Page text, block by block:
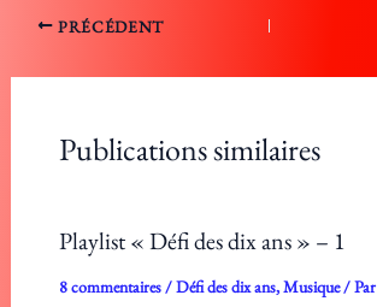
PRÉCÉDENT
Publications similaires
Playlist « Défi des dix ans » – 1
8 commentaires/Défi des dix ans,Musique/ Par